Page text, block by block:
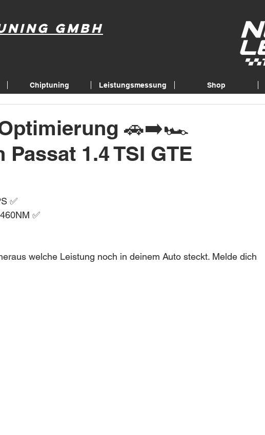
GmbH
Chiptuning Leistungsmessung Shop
🚗➡️🏎
Passat 1.4 TSI GTE
✅
✅
welche Leistung noch in deinem Auto steckt. Melde dich